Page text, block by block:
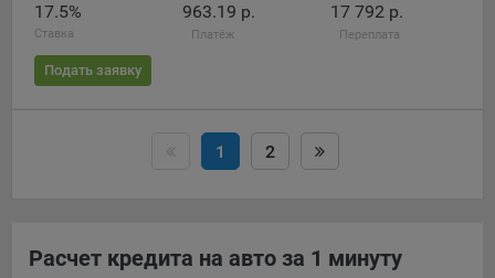
17.5%
Ставка
963.19 р.
Платёж
17 792 р.
Переплата
Подать заявку
1 2
Расчет кредита на авто за 1 минуту